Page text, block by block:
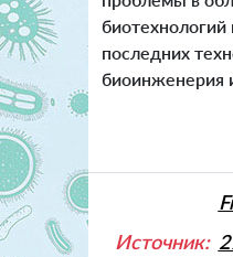
последних
биоинженерия
Источник: